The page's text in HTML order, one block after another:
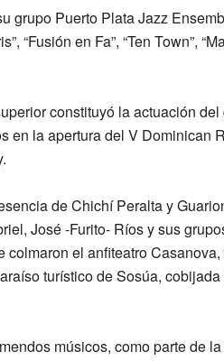
grupo Puerto Plata Jazz
“Fusión en Fa”, “Ten Town”,
constituyó la actuación
en la apertura del V Dominican
de Chichí Peralta y
José -Furito- Ríos y sus
el anfiteatro
turístico de Sosúa,
músicos, como parte de